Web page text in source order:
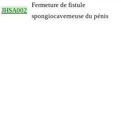
JHSA002
Fermeture de fistule
spongiocaverneuse du pénis